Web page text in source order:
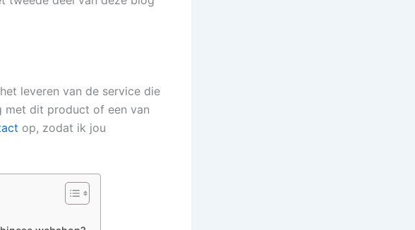
leveren van de service die
met dit product of een van
op, zodat ik jou